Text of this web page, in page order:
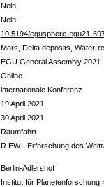
Nein
Nein
10.5194/egusphere-egu21-
Mars, Delta deposits, Water-
EGU General Assembly 2021
Online
internationale Konferenz
19 April 2021
30 April 2021
Raumfahrt
R EW - Erforschung des
Berlin-Adlershof
Institut für Planetenforschung